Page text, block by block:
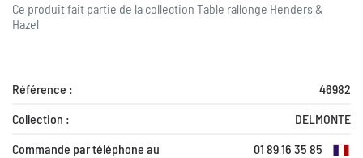
Ce produit fait partie de la collection Table rallonge Henders &
Hazel
Référence :
46982
Collection :
DELMONTE
Commande par téléphone au
01 89 16 35 85